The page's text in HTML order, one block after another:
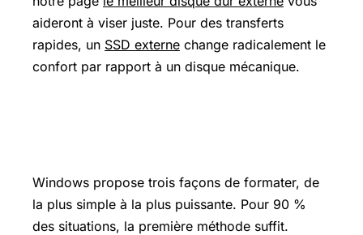
aideront à viser juste. Pour des transferts
rapides, un SSD externe change radicalement le
confort par rapport à un disque mécanique.
Windows propose trois façons de formater, de
la plus simple à la plus puissante. Pour 90 %
des situations, la première méthode suffit.